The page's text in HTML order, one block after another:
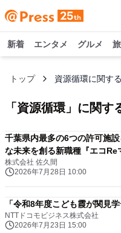
新着 エンタメ グルメ
トップ 資源循環に関す
「 資源循環 」に関す
千葉県内最多の6つの許可施
な未来を創る新職種『エコRe
株式会社 佐久間
2026年7月28日 10:00
「令和8年度こども霞が関見
NTTドコモビジネス株式会社
2026年7月23日 15:00